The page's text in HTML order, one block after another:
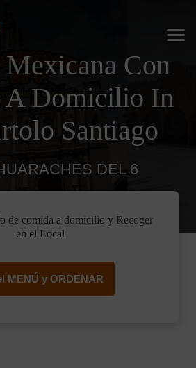
Con
A Domicilio In
Santiago
DEL 6
de comida a domicilio y Recoger
en el Local
MENÚ y ORDENAR